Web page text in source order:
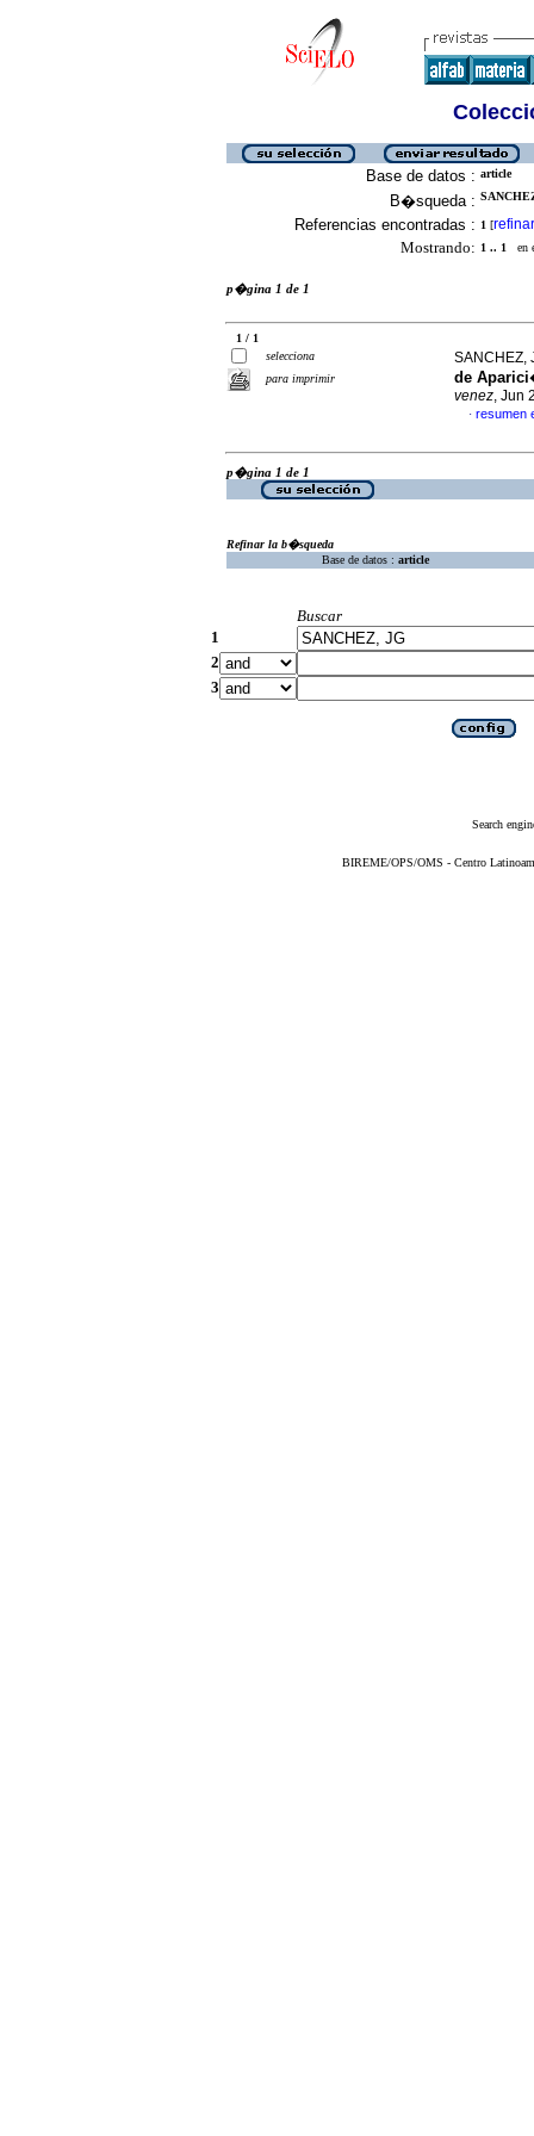
Base de datos : article
B�squeda :
Referencias encontradas : 1 [refinar
Mostrando: 1 .. 1 en
p�gina 1 de 1
1 / 1
selecciona
para imprimir
SANCHEZ,
de
venez, Jun
· resumen
p�gina 1 de 1
Refinar la b�squeda
Base de datos : article
Buscar
1
2
3
Search
BIREME/OPS/OMS - Centro